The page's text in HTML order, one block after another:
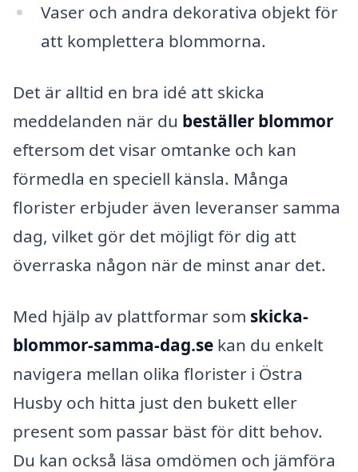
Vaser och andra dekorativa objekt för
att komplettera blommorna.
Det är alltid en bra idé att skicka
meddelanden när du beställer blommor
eftersom det visar omtanke och kan
förmedla en speciell känsla. Många
florister erbjuder även leveranser samma
dag, vilket gör det möjligt för dig att
överraska någon när de minst anar det.
Med hjälp av plattformar som skicka-
blommor-samma-dag.se kan du enkelt
navigera mellan olika florister i Östra
Husby och hitta just den bukett eller
present som passar bäst för ditt behov.
Du kan också läsa omdömen och jämföra